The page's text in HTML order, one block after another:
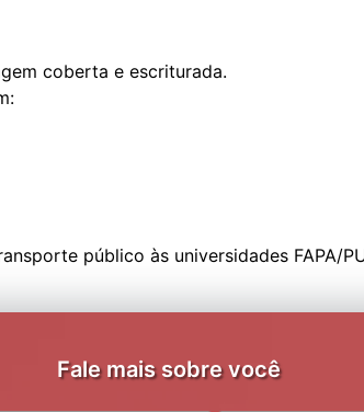
coberta e escriturada.
Fale mais sobre você